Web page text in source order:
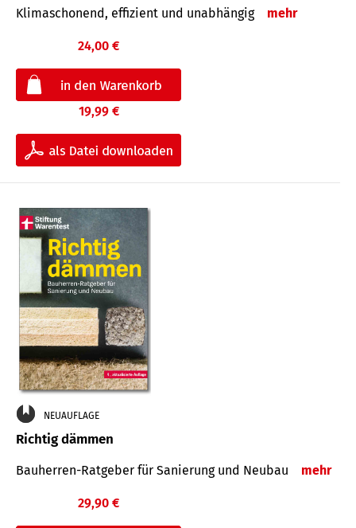
Klimaschonend, effizient und unabhängig mehr
24,00 €
19,99 €
NEUAUFLAGE
Richtig dämmen
Bauherren-Ratgeber für Sanierung und Neubau mehr
29,90 €